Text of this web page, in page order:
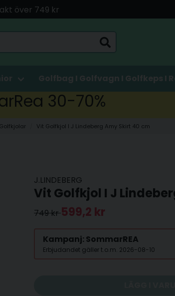
över 749 kr
Apple Pay, Kort & Faktura
Golfbag I Golfvagn I Golfkeps I
30-70%
Golfkjolar Vit Golfkjol I J Lindeberg Amy Skirt 40 cm
J.LINDEBERG
Vit Golfkjol I J
749 kr599,2 kr
Kampanj: SommarREA
Erbjudandet gäller t.o.m. 2026-08-10